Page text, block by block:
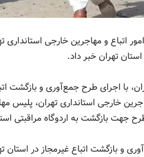
اتباع و مهاجرین خارجی استانداری
تهران خبر داد.
با اجرای طرح جمع‌آوری و بازگشت
خارجی استانداری تهران، پلیس
جهت بازگشت به اردوگاه مراقبتی
و بازگشت اتباع غیرمجاز در استان